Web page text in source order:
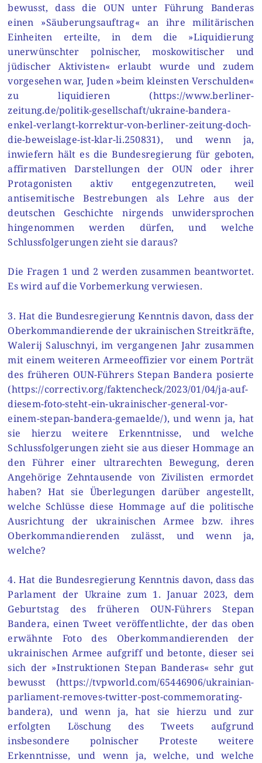
bewusst, dass die OUN unter Führung Banderas
einen »Säuberungsauftrag« an ihre militärischen
Einheiten erteilte, in dem die »Liquidierung
unerwünschter polnischer, moskowitischer und
jüdischer Aktivisten« erlaubt wurde und zudem
vorgesehen war, Juden »beim kleinsten Verschulden«
zu liquidieren (https://www.berliner-
zeitung.de/politik-gesellschaft/ukraine-bandera-
enkel-verlangt-korrektur-von-berliner-zeitung-doch-
die-beweislage-ist-klar-li.250831), und wenn ja,
inwiefern hält es die Bundesregierung für geboten,
affirmativen Darstellungen der OUN oder ihrer
Protagonisten aktiv entgegenzutreten, weil
antisemitische Bestrebungen als Lehre aus der
deutschen Geschichte nirgends unwidersprochen
hingenommen werden dürfen, und welche
Schlussfolgerungen zieht sie daraus?
Die Fragen 1 und 2 werden zusammen beantwortet.
Es wird auf die Vorbemerkung verwiesen.
3. Hat die Bundesregierung Kenntnis davon, dass der
Oberkommandierende der ukrainischen Streitkräfte,
Walerij Saluschnyi, im vergangenen Jahr zusammen
mit einem weiteren Armeeoffizier vor einem Porträt
des früheren OUN-Führers Stepan Bandera posierte
(https://correctiv.org/faktencheck/2023/01/04/ja-auf-
diesem-foto-steht-ein-ukrainischer-general-vor-
einem-stepan-bandera-gemaelde/), und wenn ja, hat
sie hierzu weitere Erkenntnisse, und welche
Schlussfolgerungen zieht sie aus dieser Hommage an
den Führer einer ultrarechten Bewegung, deren
Angehörige Zehntausende von Zivilisten ermordet
haben? Hat sie Überlegungen darüber angestellt,
welche Schlüsse diese Hommage auf die politische
Ausrichtung der ukrainischen Armee bzw. ihres
Oberkommandierenden zulässt, und wenn ja,
welche?
4. Hat die Bundesregierung Kenntnis davon, dass das
Parlament der Ukraine zum 1. Januar 2023, dem
Geburtstag des früheren OUN-Führers Stepan
Bandera, einen Tweet veröffentlichte, der das oben
erwähnte Foto des Oberkommandierenden der
ukrainischen Armee aufgriff und betonte, dieser sei
sich der »Instruktionen Stepan Banderas« sehr gut
bewusst (https://tvpworld.com/65446906/ukrainian-
parliament-removes-twitter-post-commemorating-
bandera), und wenn ja, hat sie hierzu und zur
erfolgten Löschung des Tweets aufgrund
insbesondere polnischer Proteste weitere
Erkenntnisse, und wenn ja, welche, und welche